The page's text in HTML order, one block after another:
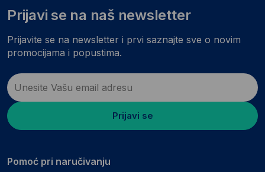
Prijavi se na naš newsletter
Prijavite se na newsletter i prvi saznajte sve o novim
promocijama i popustima.
Prijavi se
Pomoć pri naručivanju